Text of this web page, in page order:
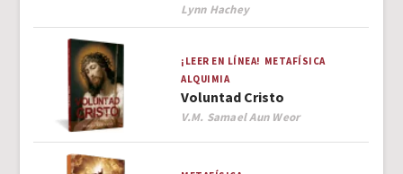
Author
Lynn Hachey
¡LEER EN LÍNEA! METAFÍSICA
ALQUIMIA
Voluntad Cristo
Author
V.M. Samael Aun Weor